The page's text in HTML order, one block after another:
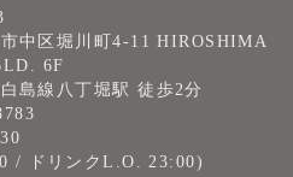
中区堀川町4-11 HIROSHIMA
6F
島線八丁堀駅 徒歩2分
/ ドリンクL.O. 23:00)